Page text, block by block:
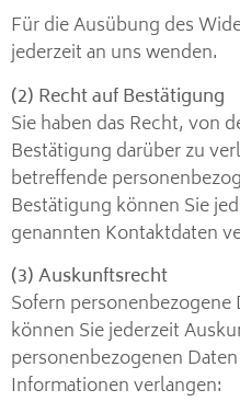
Für die Ausübung des
jederzeit an uns wenden.
(2) Recht auf Bestätigung
Sie haben das Recht, von
Bestätigung darüber zu
betreffende
Bestätigung können Sie
genannten Kontaktdaten
(3) Auskunftsrecht
Sofern
können Sie jederzeit
personenbezogenen
Informationen verlangen: